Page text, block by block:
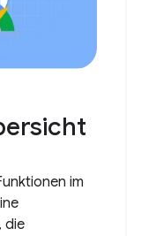
im
die